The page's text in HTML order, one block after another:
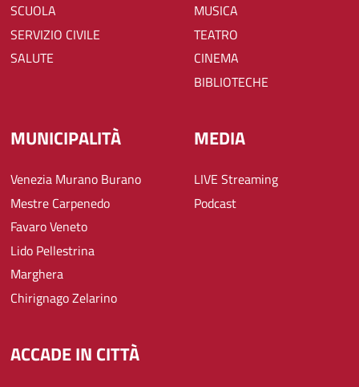
SCUOLA
SERVIZIO CIVILE
SALUTE
MUSICA
TEATRO
CINEMA
BIBLIOTECHE
MUNICIPALITÀ
Venezia Murano Burano
Mestre Carpenedo
Favaro Veneto
Lido Pellestrina
Marghera
Chirignago Zelarino
MEDIA
LIVE Streaming
Podcast
ACCADE IN CITTÀ